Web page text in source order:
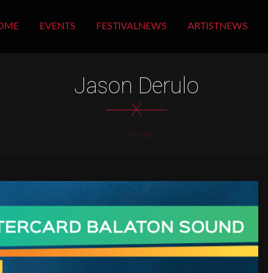
EVENTS FESTIVALNEWS ARTISTNEWS
Jason Derulo
X
HOME